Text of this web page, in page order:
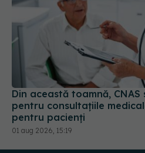
Din această toamnă, CNAS
pentru consultațiile
pentru pacienți
01 aug 2026, 15:19